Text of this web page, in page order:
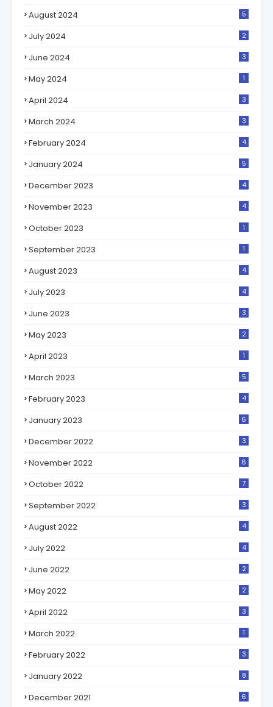
August 2024 5
July 2024 2
June 2024 3
May 2024 1
April 2024 3
March 2024 3
February 2024 4
January 2024 5
December 2023 4
November 2023 4
October 2023 1
September 2023 1
August 2023 4
July 2023 4
June 2023 3
May 2023 2
April 2023 1
March 2023 5
February 2023 4
January 2023 6
December 2022 3
November 2022 6
October 2022 7
September 2022 3
August 2022 4
July 2022 4
June 2022 2
May 2022 2
April 2022 3
March 2022 1
February 2022 3
January 2022 8
December 2021 6